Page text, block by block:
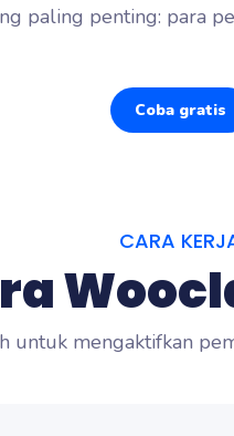
paling penting: para
Coba gratis
CARA
untuk mengaktifkan